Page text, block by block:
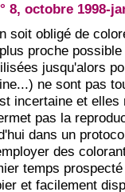
8, octobre 1998-
soit obligé de
proche
jusqu'alors
ne sont pas
incertaine et elles
pas la
dans un
des
temps
et facilement